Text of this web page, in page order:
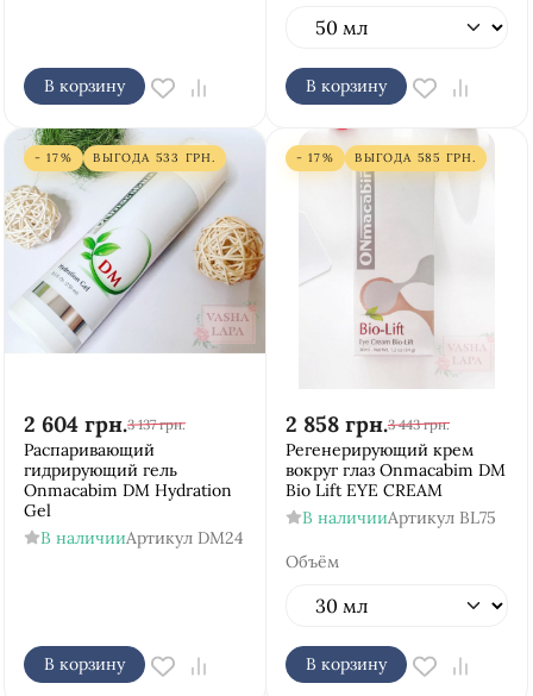
В корзину В корзину
- 17% ВЫГОДА 533 ГРН.
2 604 грн.3 137 грн.
Распаривающий
гидрирующий гель
Onmacabim DM Hydration
Gel
В наличииАртикул DM24
В корзину
- 17% ВЫГОДА 585 ГРН.
2 858 грн.3 443 грн.
Регенерирующий крем
вокруг глаз Onmacabim DM
Bio Lift EYE CREAM
В наличииАртикул BL75
Объём
В корзину